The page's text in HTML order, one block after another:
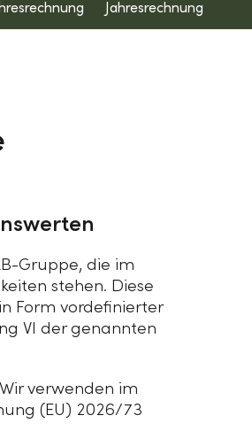
Jahresrechnung
Gruppe, die im
stehen. Diese
Form vordefinierter
VI der genannten
verwenden im
(EU) 2026/73